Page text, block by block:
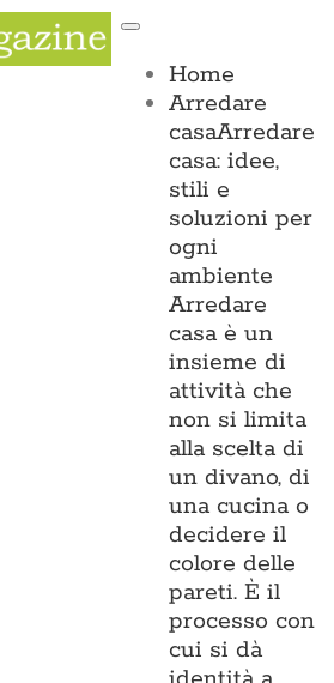
Toggle
Home
Arredare
casaArredare
casa: idee,
stili e
soluzioni per
ogni
ambiente
Arredare
casa è un
insieme di
attività che
non si limita
alla scelta di
un divano, di
una cucina o
decidere il
colore delle
pareti. È il
processo con
cui si dà